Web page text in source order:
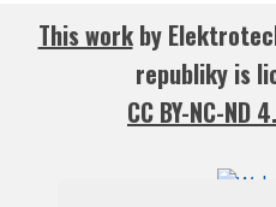
This workby
republikyis
CC BY-NC-ND